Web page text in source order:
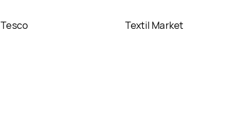
Tesco Textil Market